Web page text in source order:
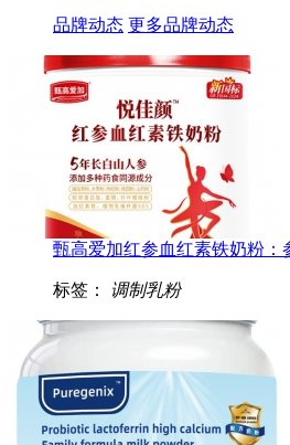
品牌动态 更多品牌动态
甄高爱加红参血红素铁奶粉：
标签： 调制乳粉